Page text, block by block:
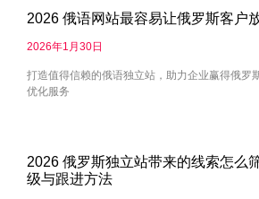
2026 俄语网站最容易让俄罗斯客户
2026年1月30日
打造值得信赖的俄语独立站，助力企业赢得俄罗
优化服务
2026 俄罗斯独立站带来的线索怎么
级与跟进方法